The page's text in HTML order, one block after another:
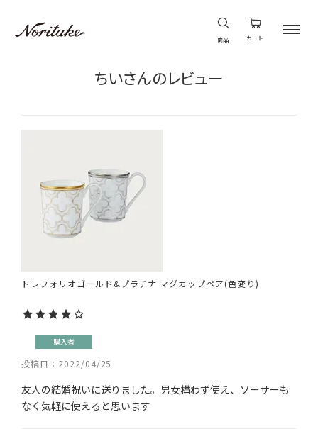
商品 カート
ちいさんのレビュー
トレフォリオゴールド&プラチナ マグカップペア(色変り)
購入者
投稿日 2022/04/25
友人の結婚祝いに送りました。男女構わず使え、ソーサーも
なく気軽に使えると思います